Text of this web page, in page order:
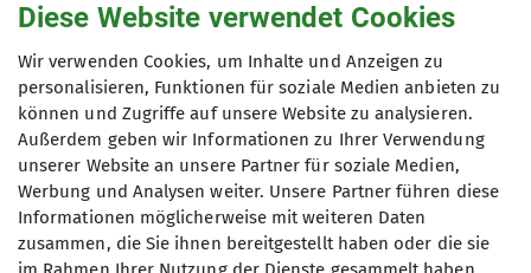
herzlich ein, Teil dieser Gemeinschaft zu werden,
Engagement mitzugestalten.“ Die GrenzenLos
Klettergruppe ist aktuell voll ausgelastet.
Diese Website verwendet Cookies
Wir verwenden Cookies, um Inhalte und Anzeigen zu
personalisieren, Funktionen für soziale Medien anbieten zu
können und Zugriffe auf unsere Website zu analysieren.
Außerdem geben wir Informationen zu Ihrer Verwendung
unserer Website an unsere Partner für soziale Medien,
Werbung und Analysen weiter. Unsere Partner führen diese
Informationen möglicherweise mit weiteren Daten
zusammen, die Sie ihnen bereitgestellt haben oder die sie